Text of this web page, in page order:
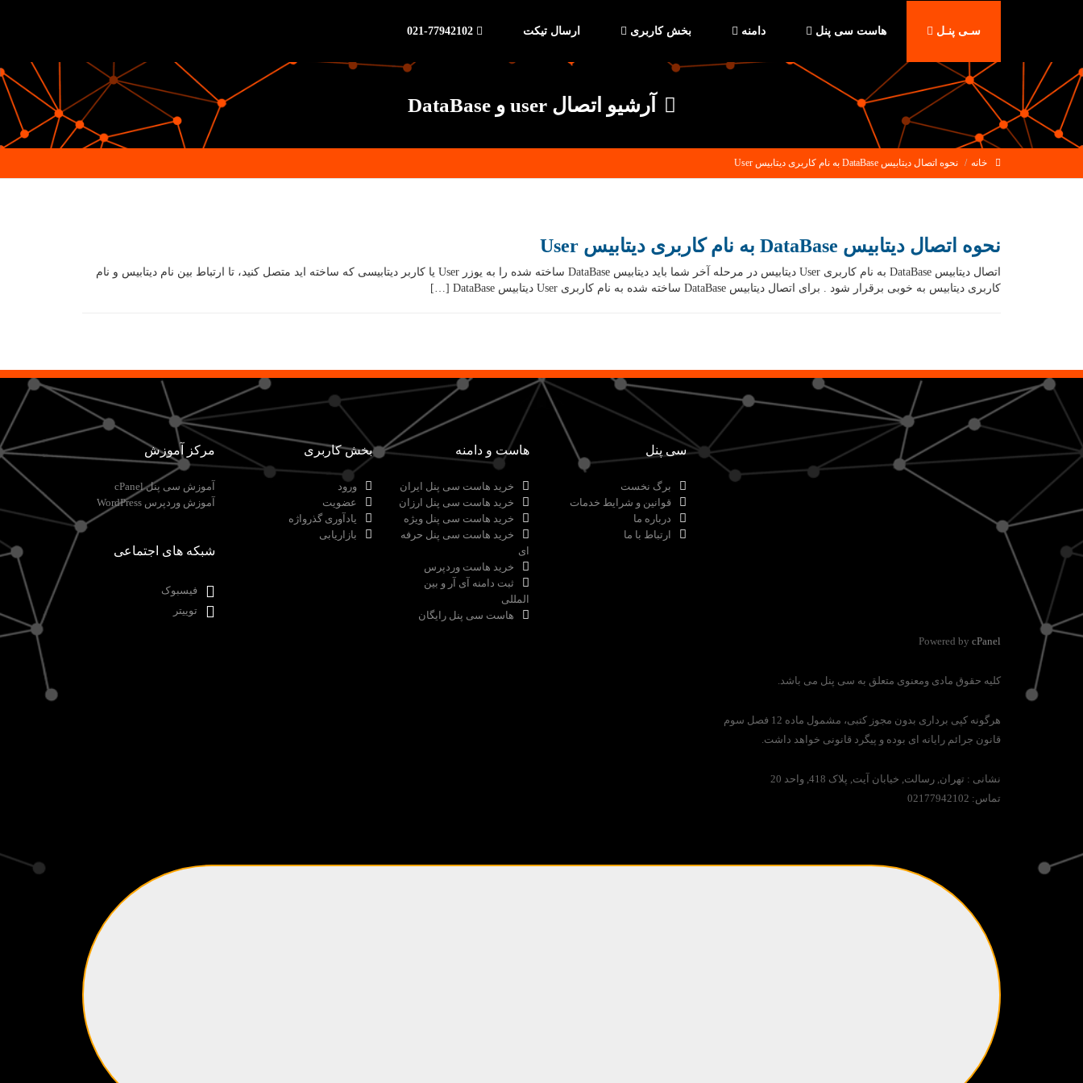
سـی پنـل هاست سی پنل دامنه بخش کاربری ارسال تیکت
آرشیو اتصال user و DataBase
خانه نحوه اتصال دیتابیس DataBase به نام کاربری دیتابیس User
نحوه اتصال دیتابیس DataBase به نام کاربری دیتابیس User
اتصال دیتابیس DataBase به نام کاربری User دیتابیس در مرحله آخر شما باید دیتابیس DataBase ساخته شده را به یوزر User یا کاربر دیتابیسی که ساخته اید متصل کنید، تا ارتباط بین نام دیتابیس و نام
کاربری دیتابیس به خوبی برقرار شود . برای اتصال دیتابیس DataBase ساخته شده به نام کاربری User دیتابیس DataBase […]
Powered by cPanel
کلیه حقوق مادی ومعنوی متعلق به سی پنل می باشد.
هرگونه کپی برداری بدون مجوز کتبی، مشمول ماده 12 فصل سوم
قانون جرائم رایانه ای بوده و پیگرد قانونی خواهد داشت.
نشانی : تهران, رسالت, خیابان آیت, پلاک 418, واحد 20
تماس:
سی پنل
برگ نخست
قوانین و شرایط خدمات
درباره ما
ارتباط با ما
هاست و دامنه
خرید هاست سی پنل ایران
خرید هاست سی پنل ارزان
خرید هاست سی پنل ویژه
خرید هاست سی پنل حرفه
ای
خرید هاست وردپرس
ثبت دامنه آی آر و بین
المللی
هاست سی پنل رایگان
بخش کاربری
ورود
عضویت
یادآوری گذرواژه
بازاریابی
مرکز آموزش
آموزش سی پنل cPanel
آموزش وردپرس WordPress
شبکه های اجتماعی
فیسبوک
توییتر